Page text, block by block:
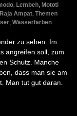
, Lembeh, Mototi
Raja Ampat, Themen
, Wasserfarben
zu sehen. Im
angreifen soll, zum
Schutz. Manche
dass man sie am
Man tut gut daran.